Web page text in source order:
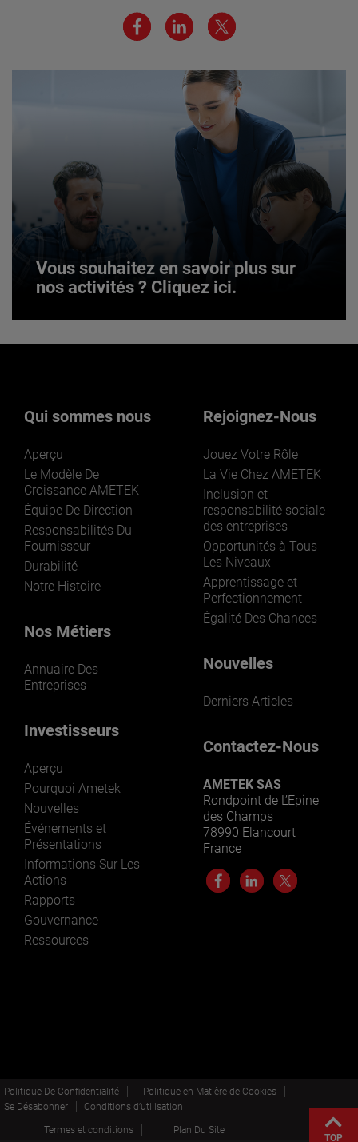
JOIN US
Vous souhaitez en savoir plus sur
nos activités ? Cliquez ici.
LEARN MORE
TOP
Qui sommes nous
Aperçu
Le Modèle De
Croissance AMETEK
Équipe De Direction
Responsabilités Du
Fournisseur
Durabilité
Notre Histoire
Nos Métiers
Annuaire Des
Entreprises
Investisseurs
Aperçu
Pourquoi Ametek
Nouvelles
Événements et
Présentations
Informations Sur Les
Actions
Rapports
Gouvernance
Ressources
Rejoignez-Nous
Jouez Votre Rôle
La Vie Chez AMETEK
Inclusion et
responsabilité sociale
des entreprises
Opportunités à Tous
Les Niveaux
Apprentissage et
Perfectionnement
Égalité Des Chances
Nouvelles
Derniers Articles
Contactez-Nous
AMETEK SAS
Rondpoint de L’Epine
des Champs
78990 Elancourt
France
Politique De Confidentialité
Politique en Matière de Cookies
Se Désabonner
Conditions d’utilisation
Termes et conditions Plan Du Site